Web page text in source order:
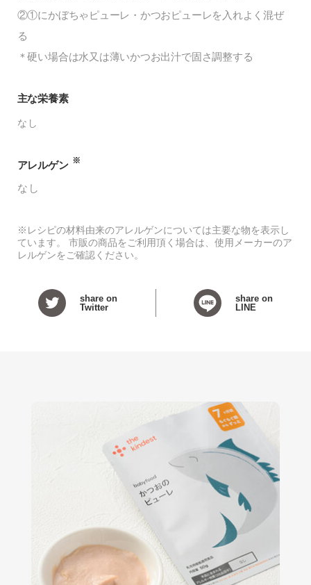
②①にかぼちゃピューレ・かつおピューレを入れよく混ぜ
る
＊硬い場合は水又は薄いかつお出汁で固さ調整する
主な栄養素
なし
アレルゲン ※
なし
※レシピの材料由来のアレルゲンについては主要な物を表示し
ています。 市販の商品をご利用頂く場合は、使用メーカーのア
レルゲンをご確認ください。
share on
Twitter
share on
LINE